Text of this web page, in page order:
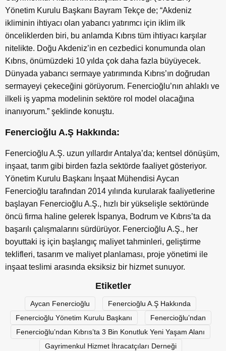
Yönetim Kurulu Başkanı Bayram Tekçe de; “Akdeniz
ikliminin ihtiyacı olan yabancı yatırımcı için iklim ilk
önceliklerden biri, bu anlamda Kıbrıs tüm ihtiyacı karşılar
nitelikte. Doğu Akdeniz’in en cezbedici konumunda olan
Kıbrıs, önümüzdeki 10 yılda çok daha fazla büyüyecek.
Dünyada yabancı sermaye yatırımında Kıbrıs’ın doğrudan
sermayeyi çekeceğini görüyorum. Fenercioğlu’nın ahlaklı ve
ilkeli iş yapma modelinin sektöre rol model olacağına
inanıyorum.” şeklinde konuştu.
Fenercioğlu A.Ş Hakkında:
Fenercioğlu A.Ş. uzun yıllardır Antalya’da; kentsel dönüşüm,
inşaat, tarım gibi birden fazla sektörde faaliyet gösteriyor.
Yönetim Kurulu Başkanı İnşaat Mühendisi Aycan
Fenercioğlu tarafından 2014 yılında kurularak faaliyetlerine
başlayan Fenercioğlu A.Ş., hızlı bir yükselişle sektöründe
öncü firma haline gelerek İspanya, Bodrum ve Kıbrıs’ta da
başarılı çalışmalarını sürdürüyor. Fenercioğlu A.Ş., her
boyuttaki iş için başlangıç maliyet tahminleri, geliştirme
teklifleri, tasarım ve maliyet planlaması, proje yönetimi ile
inşaat teslimi arasında eksiksiz bir hizmet sunuyor.
Etiketler
Aycan Fenercioğlu
Fenercioğlu A.Ş Hakkında
Fenercioğlu Yönetim Kurulu Başkanı
Fenercioğlu’ndan
Fenercioğlu’ndan Kıbrıs’ta 3 Bin Konutluk Yeni Yaşam Alanı
Gayrimenkul Hizmet İhracatçıları Derneği